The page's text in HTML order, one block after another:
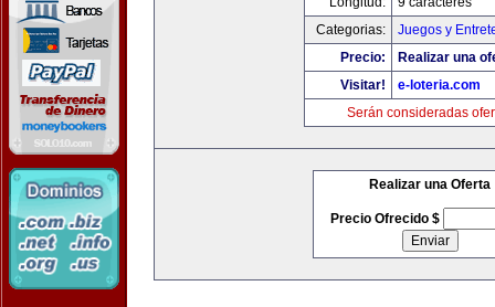
Categorias:
Juegos y
Precio:
Realizar una
Visitar!
e-loteria.com
Serán consideradas
Realizar una Oferta
Precio Ofrecido $